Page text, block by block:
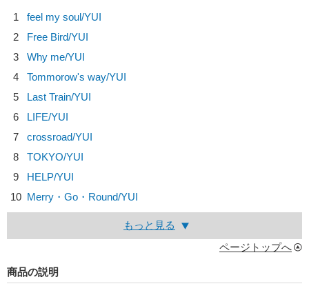
1
feel my soul/YUI
2
Free Bird/YUI
3
Why me/YUI
4
Tommorow's way/YUI
5
Last Train/YUI
6
LIFE/YUI
7
crossroad/YUI
8
TOKYO/YUI
9
HELP/YUI
10 Merry・Go・Round/YUI
もっと見る
ページトップへ
商品の説明